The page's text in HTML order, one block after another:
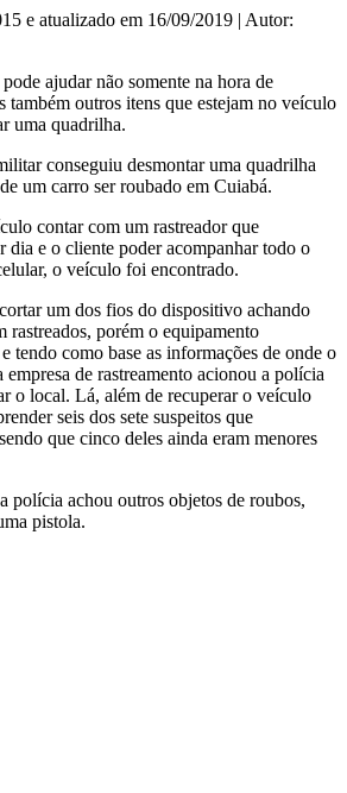
e atualizado em 16/09/2019 | Autor:
ajudar não somente na hora de
também outros itens que estejam no veículo
uma quadrilha.
conseguiu desmontar uma quadrilha
um carro ser roubado em Cuiabá.
contar com um rastreador que
dia e o cliente poder acompanhar todo o
o veículo foi encontrado.
um dos fios do dispositivo achando
rastreados, porém o equipamento
tendo como base as informações de onde o
de rastreamento acionou a polícia
o local. Lá, além de recuperar o veículo
seis dos sete suspeitos que
que cinco deles ainda eram menores
polícia achou outros objetos de roubos,
pistola.